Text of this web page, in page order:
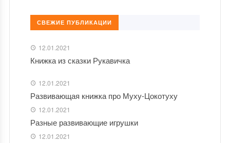
СВЕЖИЕ ПУБЛИКАЦИИ
12.01.2021
Книжка из сказки Рукавичка
12.01.2021
Развивающая книжка про Муху-Цокотуху
12.01.2021
Разные развивающие игрушки
12.01.2021